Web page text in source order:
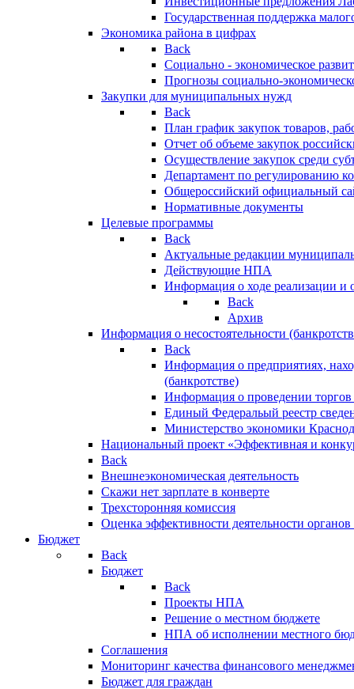
Государственная поддержка
Экономика района в цифрах
Back
Социально - экономическое
Прогнозы социально-
Закупки для муниципальных нужд
Back
План график закупок товаров,
Отчет об объеме закупок
Осуществление закупок среди
Департамент по регулированию
Общероссийский официальный
Нормативные документы
Целевые программы
Back
Актуальные редакции
Действующие НПА
Информация о ходе реализации
Back
Архив
Информация о несостоятельности
Back
Информация о предприятиях,
(банкротстве)
Информация о проведении
Единый Федеральый реестр
Министерство экономики
Национальный проект «Эффективная и
Back
Внешнеэкономическая деятельность
Скажи нет зарплате в конверте
Трехсторонняя комиссия
Оценка эффективности деятельности
Бюджет
Back
Бюджет
Back
Проекты НПА
Решение о местном бюджете
НПА об исполнении местного
Соглашения
Мониторинг качества финансового
Бюджет для граждан